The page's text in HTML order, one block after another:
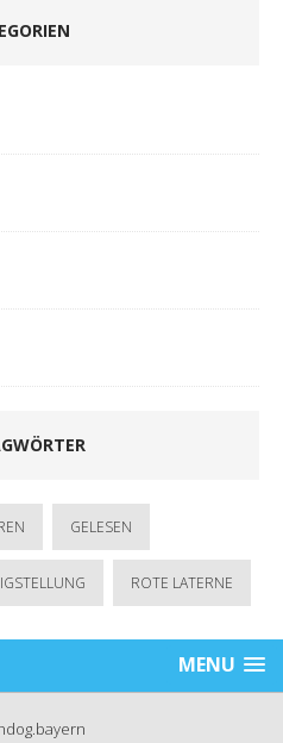
GELESEN
ROTE LATERNE
MENU